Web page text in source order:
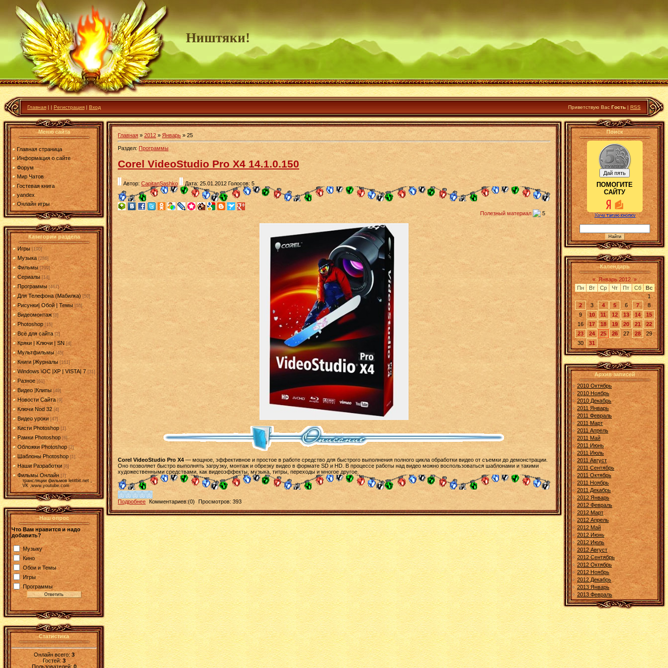
Ништяки!
Главная | | Регистрация | Вход Приветствую Вас Гость | RSS
Меню сайта
Главная страница
Информация о сайте
Форум
Мир Чатов
Гостевая книга
yandex
Онлайн игры
Категории раздела
Игры [190]
Музыка [286]
Фильмы [299]
Сериалы [14]
Программы [467]
Для Телефона (Мабилка) [50]
Рисунки| Обой | Темы [55]
Видеомонтаж [8]
Photoshop [15]
Всё для сайта [2]
Кряки | Kлючи | SN [4]
Мультфильмы [45]
Книги |Журналы [161]
Windows \OC |XP | VISTA| 7 [31]
Разное [61]
Видео |Клипы [49]
Новости Сайта [9]
Ключи Nod 32 [4]
Видео уроки [47]
Кисти Photoshop [1]
Рамки Photoshop [6]
Обложки Photoshop [2]
Шаблоны Photoshop [1]
Наши Разработки [6]
Фильмы Онлайн [7]
трансляции фильмов letitbit.net ,
VK ,www.youtube.com
Наш опрос
Что Вам нравится и надо
добавить?
Музыку
Кино
Обои и Темы
Игры
Программы
Статистика
Онлайн всего:3
Гостей:3
Пользователей: 0
Главная » 2012 » Январь » 25
Раздел: Программы
Corel VideoStudio Pro X4 14.1.0.150
Автор: CapitanSashko Дата: 25.01.2012 Голосов: 5
Полезный материал 5
Corel VideoStudio Pro X4 — мощное, эффективное и простое в работе средство для быстрого выполнения полного цикла обработки видео от съемки до демонстрации.
Оно позволяет быстро выполнять загрузку, монтаж и обрезку видео в формате SD и HD. В процессе работы над видео можно воспользоваться шаблонами и такими
художественными средствами, как видеоэффекты, музыка, титры, переходы и многое другое.
Подробнее Комментариев:(0) Просмотров: 393
Поиск
ПОМОГИТЕ
САЙТУ
Календарь
« Январь 2012 »
Пн
Вт Ср Чт Пт Сб
Вс
1
2
3 4 5 6 7
8
9
10 11 12 13 14
15
16
17 18 19 20 21
22
23
24 25 26 27 28
29
30
31
Архив записей
2010 Октябрь
2010 Ноябрь
2010 Декабрь
2011 Январь
2011 Февраль
2011 Март
2011 Апрель
2011 Май
2011 Июнь
2011 Июль
2011 Август
2011 Сентябрь
2011 Октябрь
2011 Ноябрь
2011 Декабрь
2012 Январь
2012 Февраль
2012 Март
2012 Апрель
2012 Май
2012 Июнь
2012 Июль
2012 Август
2012 Сентябрь
2012 Октябрь
2012 Ноябрь
2012 Декабрь
2013 Январь
2013 Февраль